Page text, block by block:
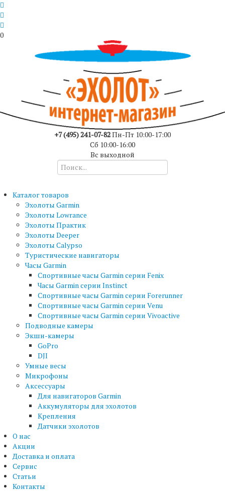
0
+7 (495) 241-07-82Пн-Пт 10:00-17:00
Сб 10:00-16:00
Вс выходной
Каталог товаров
Эхолоты Garmin
Эхолоты Lowrance
Эхолоты Практик
Эхолоты Deeper
Эхолоты Calypso
Туристические навигаторы
Часы Garmin
Спортивные часы Garmin серии Fenix
Часы Garmin серии Instinct
Спортивные часы Garmin серии Forerunner
Спортивные часы Garmin серии Venu
Спортивные часы Garmin серии Vivoactive
Подводные камеры
Экшн-камеры
GoPro
DJI
Умные весы
Микрофоны
Аксессуары
Для навигаторов Garmin
Аккумуляторы для эхолотов
Крепления
Датчики эхолотов
О нас
Акции
Доставка и оплата
Сервис
Статьи
Контакты